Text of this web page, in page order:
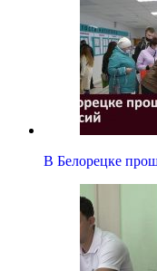
В Белорецке